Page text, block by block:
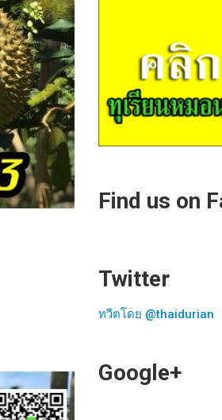
Find us on
Twitter
ทวีตโดย @thaidurian
Google+